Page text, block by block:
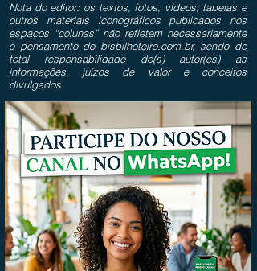
Nota do editor: os textos, fotos, vídeos, tabelas e
outros materiais iconográficos publicados nos
espaços “colunas” não refletem necessariamente
o pensamento do bisbilhoteiro.com.br, sendo de
total responsabilidade do(s) autor(es) as
informações, juízos de valor e conceitos
divulgados.